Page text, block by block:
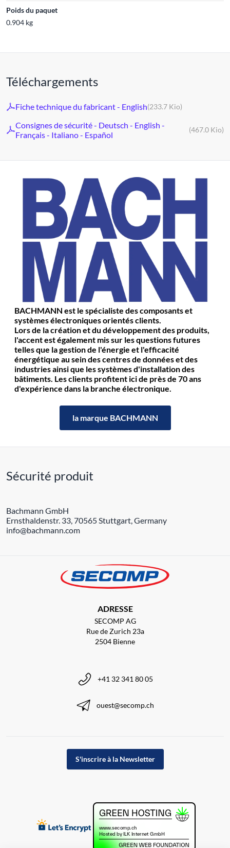
Poids du paquet
0.904 kg
Téléchargements
Fiche technique du fabricant - English(233.7 Kio)
Consignes de sécurité - Deutsch - English -
Français - Italiano - Español
(467.0 Kio)
BACHMANN est le spécialiste des composants et
systèmes électroniques orientés clients.
Lors de la création et du développement des produits,
l'accent est également mis sur les questions futures
telles que la gestion de l'énergie et l'efficacité
énergétique au sein des centres de données et des
industries ainsi que les systèmes d'installation des
bâtiments. Les clients profitent ici de près de 70 ans
d'expérience dans la branche électronique.
la marque BACHMANN
Sécurité produit
Bachmann GmbH
Ernsthaldenstr. 33, 70565 Stuttgart, Germany
info@bachmann.com
ADRESSE
SECOMP AG
Rue de Zurich 23a
2504 Bienne
+41 32 341 80 05
ouest@secomp.ch
S'inscrire à la Newsletter